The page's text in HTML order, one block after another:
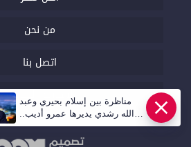
من نحن
اتصل بنا
السياسة التحريرية
مناظرة بين إسلام بحيري وعبد
الله رشدي يديرها عمرو أديب..
قريبا | أهل مصر